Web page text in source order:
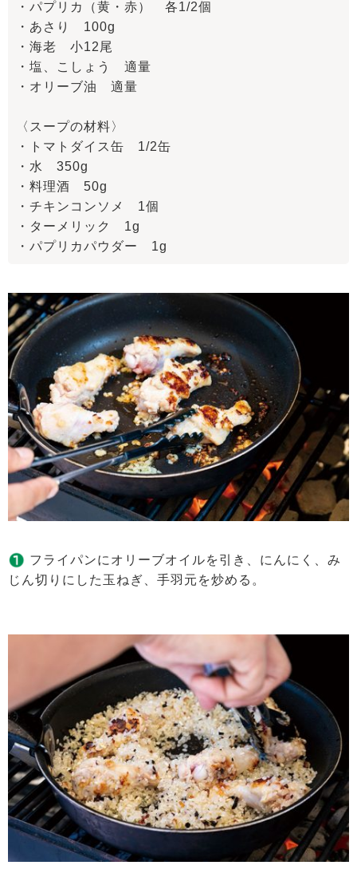
・パプリカ（黄・赤） 各1/2個
・あさり 100g
・海老 小12尾
・塩、こしょう 適量
・オリーブ油 適量
〈スープの材料〉
・トマトダイス缶 1/2缶
・水 350g
・料理酒 50g
・チキンコンソメ 1個
・ターメリック 1g
・パプリカパウダー 1g
フライパンにオリーブオイルを引き、にんにく、み
じん切りにした玉ねぎ、手羽元を炒める。